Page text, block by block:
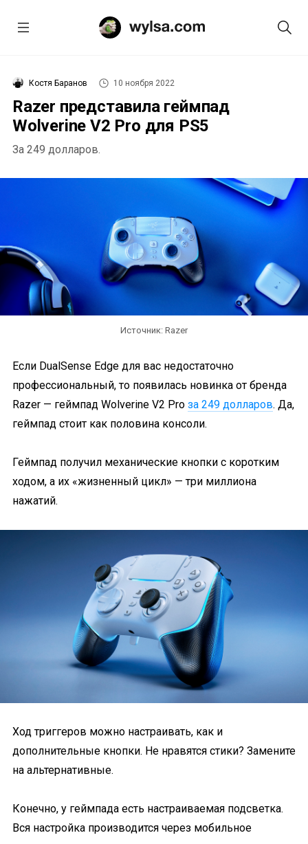
Костя Баранов 10 ноября 2022
Razer представила геймпад
Wolverine V2 Pro для PS5
За 249 долларов.
Источник: Razer
Если DualSense Edge для вас недостаточно
профессиональный, то появилась новинка от бренда
Razer — геймпад Wolverine V2 Pro за 249 долларов. Да,
геймпад стоит как половина консоли.
Геймпад получил механические кнопки с коротким
ходом, а их «жизненный цикл» — три миллиона
нажатий.
Ход триггеров можно настраивать, как и
дополнительные кнопки. Не нравятся стики? Замените
на альтернативные.
Конечно, у геймпада есть настраиваемая подсветка.
Вся настройка производится через мобильное